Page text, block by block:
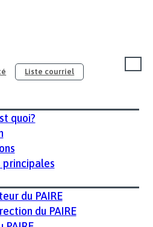
Liste courriel
quoi?
principales
du PAIRE
du PAIRE